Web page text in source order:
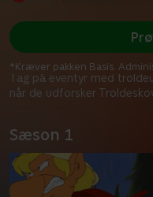
Tag på eventyr med
når de udforsker
*Kræver pakken Basis.
Sæson 1